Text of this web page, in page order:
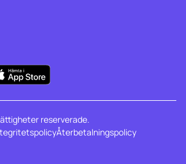
reserverade.
Återbetalningspolicy